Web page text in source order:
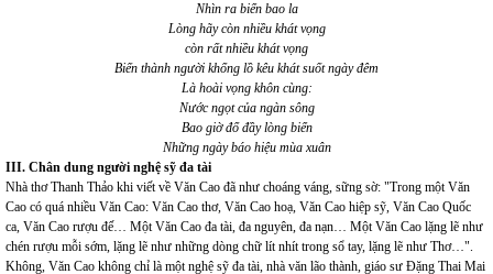
Nhìn ra biển bao la
Lòng hãy còn nhiều khát vọng
còn rất nhiều khát vọng
Biến thành người khổng lồ kêu khát suốt ngày đêm
Là hoài vọng khôn cùng:
Nước ngọt của ngàn sông
Bao giờ đổ đầy lòng biển
Những ngày báo hiệu mùa xuân
III. Chân dung người nghệ sỹ đa tài
Nhà thơ Thanh Thảo khi viết về Văn Cao đã như choáng váng, sững sờ: "Trong một Văn
Cao có quá nhiều Văn Cao: Văn Cao thơ, Văn Cao hoạ, Văn Cao hiệp sỹ, Văn Cao Quốc
ca, Văn Cao rượu đế… Một Văn Cao đa tài, đa nguyên, đa nạn… Một Văn Cao lặng lẽ như
chén rượu mỗi sớm, lặng lẽ như những dòng chữ lít nhít trong sổ tay, lặng lẽ như Thơ…".
Không, Văn Cao không chỉ là một nghệ sỹ đa tài, nhà văn lão thành, giáo sư Đặng Thai Mai